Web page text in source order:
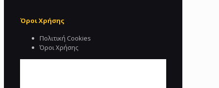
Όροι Χρήσης
Πολιτική Cookies
Όροι Χρήσης